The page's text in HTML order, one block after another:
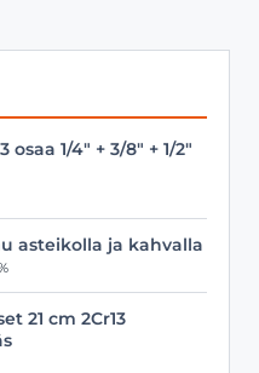
osaa 1/4" + 3/8" + 1/2"
asteikolla ja kahvalla
21 cm 2Cr13